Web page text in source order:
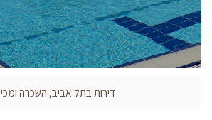
דירות בתל אביב, השכרה ומכירה